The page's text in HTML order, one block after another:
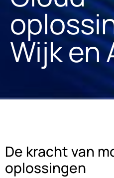
Wijk en
De kracht van
oplossingen